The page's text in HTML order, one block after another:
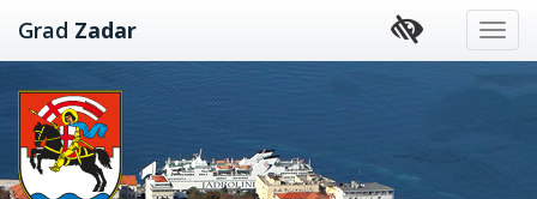
Preskoči
na
Grad Zadar